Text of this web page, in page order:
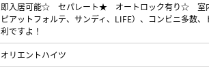
即入居可能☆ セパレート★ オートロック有り☆ 室内
ピアットフォルテ、サンディ、LIFE）、コンビニ多数
利ですよ！
オリエントハイツ